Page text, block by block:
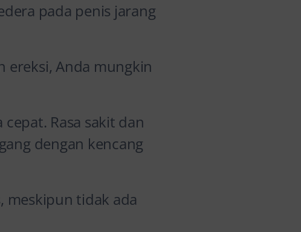
pada penis jarang
ereksi, Anda mungkin
Rasa sakit dan
dengan kencang
meskipun tidak ada